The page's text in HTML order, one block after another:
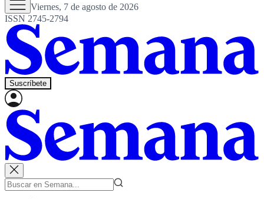
Viernes, 7 de agosto de 2026
ISSN 2745-2794
Suscríbete